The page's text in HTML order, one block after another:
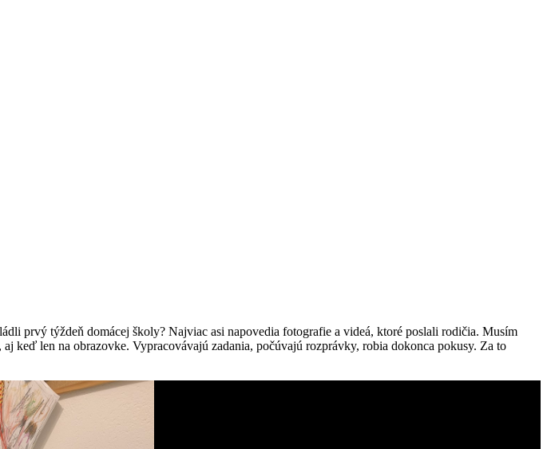
prvý týždeň domácej školy? Najviac asi napovedia fotografie a videá, ktoré poslali rodičia. Musím
keď len na obrazovke. Vypracovávajú zadania, počúvajú rozprávky, robia dokonca pokusy. Za to